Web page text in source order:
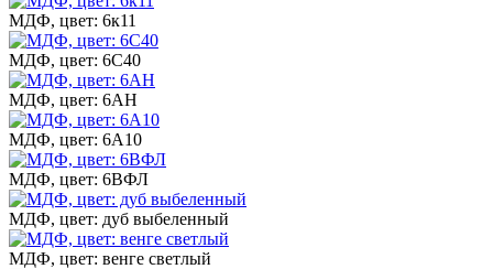
МДФ, цвет: 6к11
МДФ, цвет: 6С40
МДФ, цвет: 6АН
МДФ, цвет: 6А10
МДФ, цвет: 6ВФЛ
МДФ, цвет: дуб выбеленный
МДФ, цвет: венге светлый